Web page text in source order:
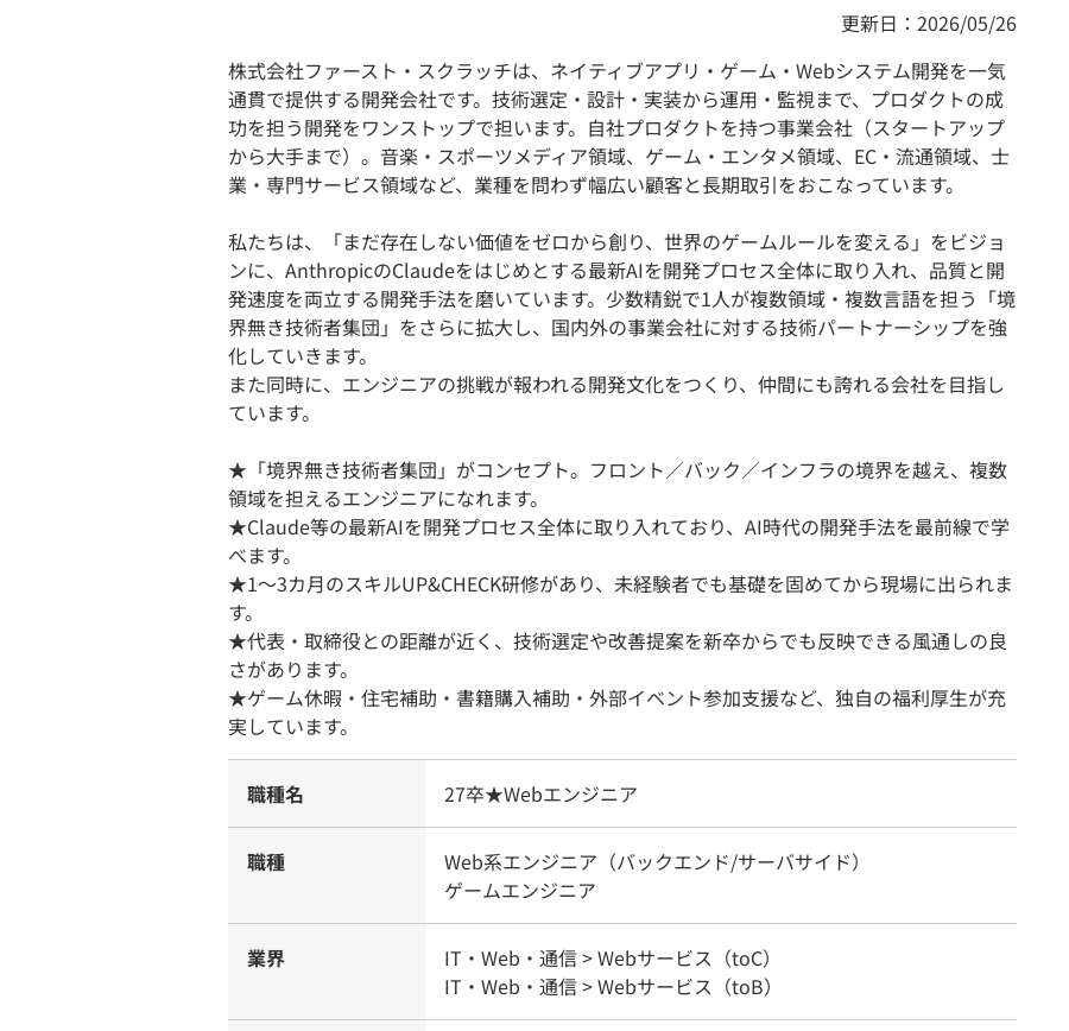
更新日：2026/05/26
株式会社ファースト・スクラッチは、ネイティブアプリ・ゲーム・Webシステム開発を一気
通貫で提供する開発会社です。技術選定・設計・実装から運用・監視まで、プロダクトの成
功を担う開発をワンストップで担います。自社プロダクトを持つ事業会社（スタートアップ
から大手まで）。音楽・スポーツメディア領域、ゲーム・エンタメ領域、EC・流通領域、士
業・専門サービス領域など、業種を問わず幅広い顧客と長期取引をおこなっています。
私たちは、「まだ存在しない価値をゼロから創り、世界のゲームルールを変える」をビジョ
ンに、AnthropicのClaudeをはじめとする最新AIを開発プロセス全体に取り入れ、品質と開
発速度を両立する開発手法を磨いています。少数精鋭で1人が複数領域・複数言語を担う「境
界無き技術者集団」をさらに拡大し、国内外の事業会社に対する技術パートナーシップを強
化していきます。
また同時に、エンジニアの挑戦が報われる開発文化をつくり、仲間にも誇れる会社を目指し
ています。
★「境界無き技術者集団」がコンセプト。フロント／バック／インフラの境界を越え、複数
領域を担えるエンジニアになれます。
★Claude等の最新AIを開発プロセス全体に取り入れており、AI時代の開発手法を最前線で学
べます。
★1〜3カ月のスキルUP&CHECK研修があり、未経験者でも基礎を固めてから現場に出られま
す。
★代表・取締役との距離が近く、技術選定や改善提案を新卒からでも反映できる風通しの良
さがあります。
★ゲーム休暇・住宅補助・書籍購入補助・外部イベント参加支援など、独自の福利厚生が充
実しています。
職種名 27卒★Webエンジニア
職種
Web系エンジニア（バックエンド/サーバサイド）
ゲームエンジニア
業界
IT・Web・通信 > Webサービス（toC）
IT・Web・通信 > Webサービス（toB）